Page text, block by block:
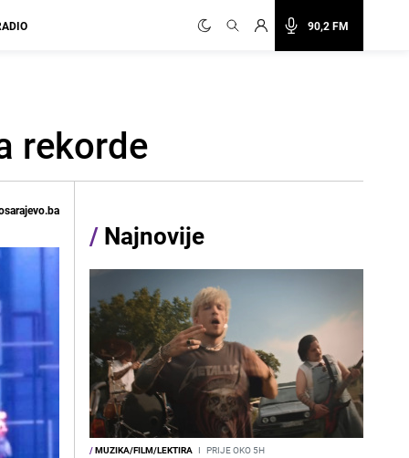
90,2 FM
rekorde
/ Najnovije
/MUZIKA/FILM/LEKTIRA I PRIJE OKO 5H